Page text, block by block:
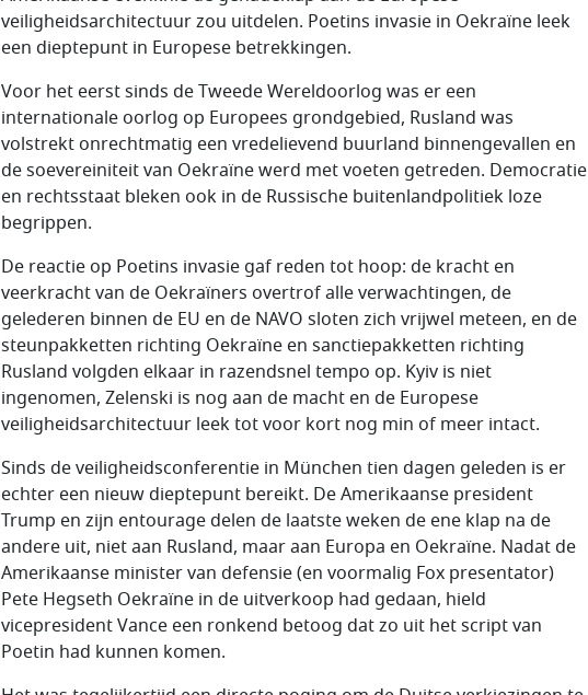
veiligheidsarchitectuur zou uitdelen. Poetins invasie in Oekraïne leek
een dieptepunt in Europese betrekkingen.
Voor het eerst sinds de Tweede Wereldoorlog was er een
internationale oorlog op Europees grondgebied, Rusland was
volstrekt onrechtmatig een vredelievend buurland binnengevallen en
de soevereiniteit van Oekraïne werd met voeten getreden. Democratie
en rechtsstaat bleken ook in de Russische buitenlandpolitiek loze
begrippen.
De reactie op Poetins invasie gaf reden tot hoop: de kracht en
veerkracht van de Oekraïners overtrof alle verwachtingen, de
gelederen binnen de EU en de NAVO sloten zich vrijwel meteen, en de
steunpakketten richting Oekraïne en sanctiepakketten richting
Rusland volgden elkaar in razendsnel tempo op. Kyiv is niet
ingenomen, Zelenski is nog aan de macht en de Europese
veiligheidsarchitectuur leek tot voor kort nog min of meer intact.
Sinds de veiligheidsconferentie in München tien dagen geleden is er
echter een nieuw dieptepunt bereikt. De Amerikaanse president
Trump en zijn entourage delen de laatste weken de ene klap na de
andere uit, niet aan Rusland, maar aan Europa en Oekraïne. Nadat de
Amerikaanse minister van defensie (en voormalig Fox presentator)
Pete Hegseth Oekraïne in de uitverkoop had gedaan, hield
vicepresident Vance een ronkend betoog dat zo uit het script van
Poetin had kunnen komen.